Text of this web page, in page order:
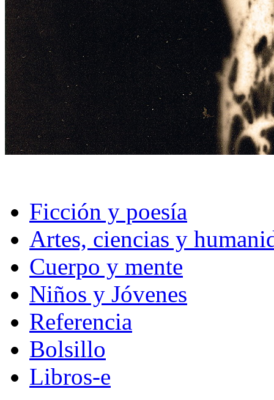
Ficción y poesía
Artes, ciencias y
Cuerpo y mente
Niños y Jóvenes
Referencia
Bolsillo
Libros-e